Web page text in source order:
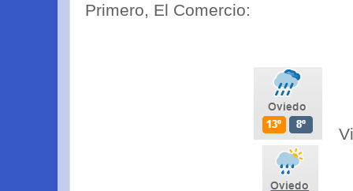
Primero, El Comercio: